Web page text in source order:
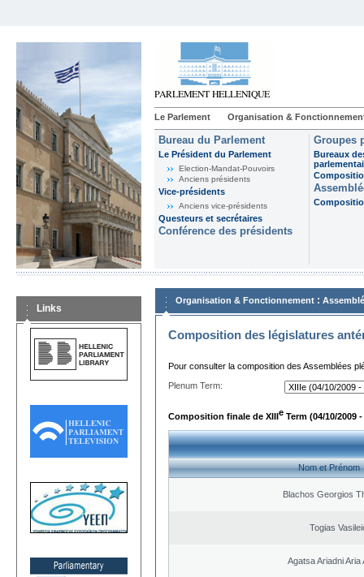
Le Parlement Organisation &
Bureau du Parlement
Le Président du Parlement
Election-Mandat-Pouvoirs
Anciens présidents
Vice-présidents
Anciens vice-présidents
Questeurs et secrétaires
Conférence des présidents
Groupes
Bureaux
Links
Organisation & Fonctionnement :
Composition des législatures
Pour consulter la composition des Assemblées
Plenum Term:
Composition finale de XIIIe Term (04/10/2009 -
Nom et Prénom
Blachos Georgios
Togias
Agatsa Ariadni Aria